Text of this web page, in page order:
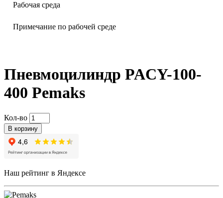
Рабочая среда
Примечание по рабочей среде
Пневмоцилиндр PACY-100-
400 Pemaks
Кол-во
В корзину
Наш рейтинг в Яндексе